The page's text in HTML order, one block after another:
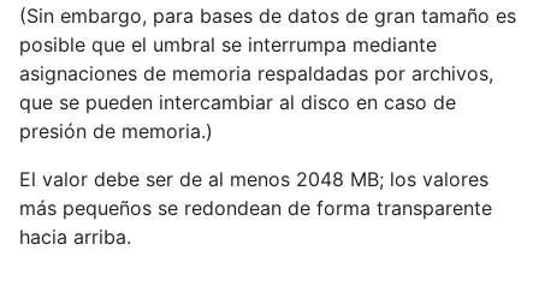
(Sin embargo, para bases de datos de gran tamaño es
posible que el umbral se interrumpa mediante
asignaciones de memoria respaldadas por archivos,
que se pueden intercambiar al disco en caso de
presión de memoria.)
El valor debe ser de al menos 2048 MB; los valores
más pequeños se redondean de forma transparente
hacia arriba.